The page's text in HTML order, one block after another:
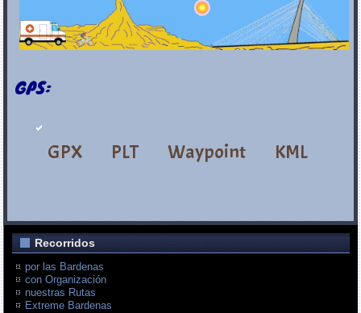
GPS:
GPX PLT Waypoint KML
Recorridos
por las Bardenas
con Organización
nuestras Rutas
Extreme Bardenas